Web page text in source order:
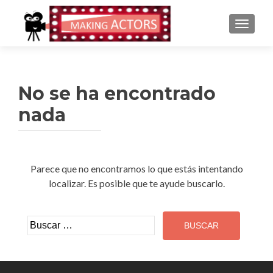
No se ha encontrado
nada
Parece que no encontramos lo que estás intentando
localizar. Es posible que te ayude buscarlo.